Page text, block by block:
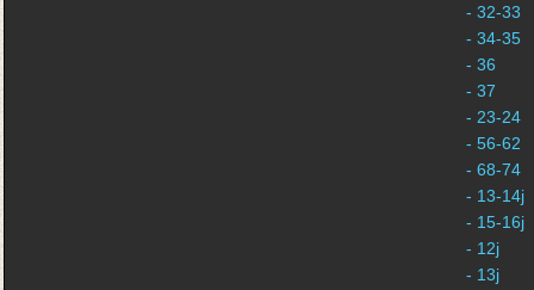
- 32-33
- 34-35
- 36
- 37
- 23-24
- 56-62
- 68-74
- 13-14j
- 15-16j
- 12j
- 13j